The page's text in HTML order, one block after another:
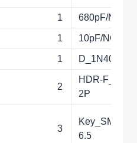
1 680pF/NC
1 10pF/NC
1 D_1N4007
2
HDR-
2P
3
6.5